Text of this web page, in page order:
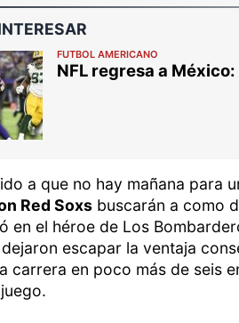
FUTBOL AMERICANO
NFL regresa a
a que no hay mañana para
Red Soxs buscarán a como
en el héroe de Los
escapar la ventaja
carrera en poco más de seis